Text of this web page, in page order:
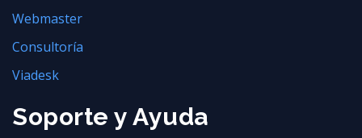
Webmaster
Consultoría
Viadesk
Soporte y Ayuda